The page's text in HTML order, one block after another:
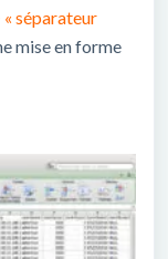
« séparateur
mise en forme